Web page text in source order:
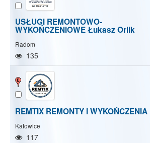
Show/Hide map
USŁUGI REMONTOWO-
WYKOŃCZENIOWE Łukasz Orlik
Radom
135
REMTIX REMONTY I WYKOŃCZENIA
Katowice
117